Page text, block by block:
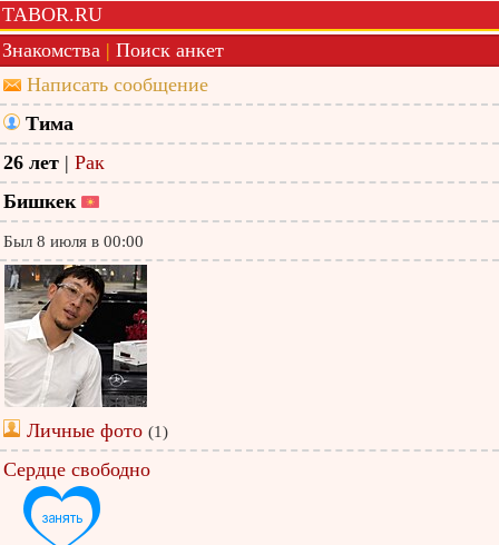
TABOR.RU
Знакомства | Поиск анкет
Написать сообщение
Тима
26 лет | Рак
Бишкек
Был 8 июля в 00:00
Личные фото (1)
Сердце свободно